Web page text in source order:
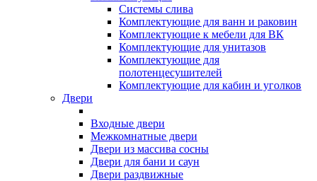
Системы слива
Комплектующие для ванн и раковин
Комплектующие к мебели для ВК
Комплектующие для унитазов
Комплектующие для
полотенцесушителей
Комплектующие для кабин и уголков
Двери
Входные двери
Межкомнатные двери
Двери из массива сосны
Двери для бани и саун
Двери раздвижные